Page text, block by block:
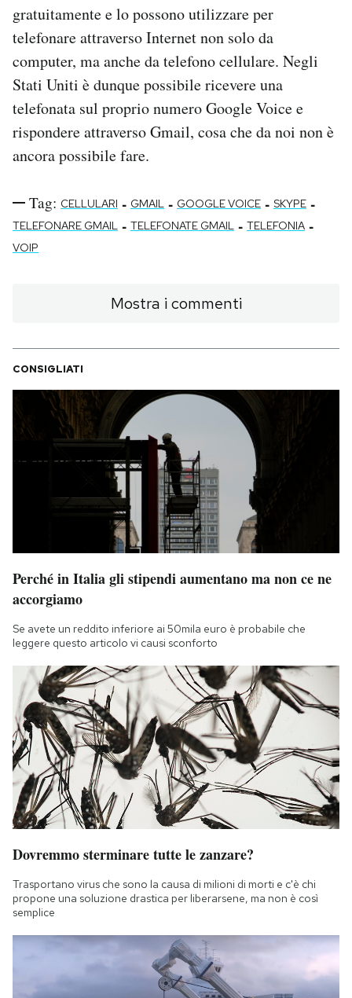
gratuitamente e lo possono utilizzare per
telefonare attraverso Internet non solo da
computer, ma anche da telefono cellulare. Negli
Stati Uniti è dunque possibile ricevere una
telefonata sul proprio numero Google Voice e
rispondere attraverso Gmail, cosa che da noi non è
ancora possibile fare.
Tag: CELLULARI - GMAIL - GOOGLE VOICE - SKYPE -
TELEFONARE GMAIL - TELEFONATE GMAIL - TELEFONIA -
VOIP
Mostra i commenti
CONSIGLIATI
Perché in Italia gli stipendi aumentano ma non ce ne
accorgiamo
Se avete un reddito inferiore ai 50mila euro è probabile che
leggere questo articolo vi causi sconforto
Dovremmo sterminare tutte le zanzare?
Trasportano virus che sono la causa di milioni di morti e c'è chi
propone una soluzione drastica per liberarsene, ma non è così
semplice